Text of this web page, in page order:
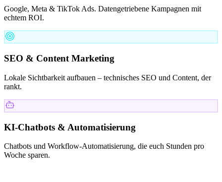
Google, Meta & TikTok Ads. Datengetriebene Kampagnen mit
echtem ROI.
SEO & Content Marketing
Lokale Sichtbarkeit aufbauen – technisches SEO und Content, der
rankt.
KI-Chatbots & Automatisierung
Chatbots und Workflow-Automatisierung, die euch Stunden pro
Woche sparen.